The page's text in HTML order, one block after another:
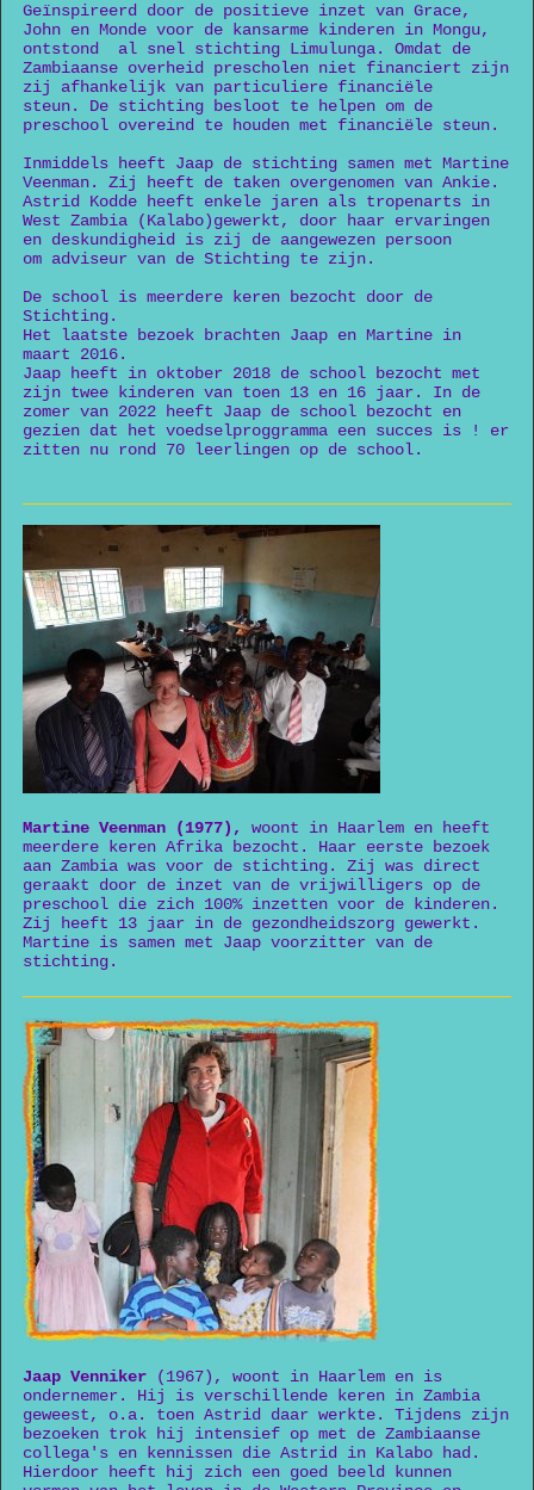
Geïnspireerd door de positieve inzet van Grace,
John en Monde voor de kansarme kinderen in Mongu,
ontstond al snel stichting Limulunga. Omdat de
Zambiaanse overheid prescholen niet financiert zijn
zij afhankelijk van particuliere financiële
steun. De stichting besloot te helpen om de
preschool overeind te houden met financiële steun.
Inmiddels heeft Jaap de stichting samen met Martine
Veenman. Zij heeft de taken overgenomen van Ankie.
Astrid Kodde heeft enkele jaren als tropenarts in
West Zambia (Kalabo)gewerkt, door haar ervaringen
en deskundigheid is zij de aangewezen persoon
om adviseur van de Stichting te zijn.
De school is meerdere keren bezocht door de
Stichting.
Het laatste bezoek brachten Jaap en Martine in
maart 2016.
Jaap heeft in oktober 2018 de school bezocht met
zijn twee kinderen van toen 13 en 16 jaar. In de
zomer van 2022 heeft Jaap de school bezocht en
gezien dat het voedselproggramma een succes is ! er
zitten nu rond 70 leerlingen op de school.
Martine Veenman (1977),
woont in Haarlem en heeft
meerdere keren Afrika bezocht. Haar eerste bezoek
aan Zambia was voor de stichting. Zij was direct
geraakt door de inzet van de vrijwilligers op de
preschool die zich 100% inzetten voor de kinderen.
Zij heeft 13 jaar in de gezondheidszorg gewerkt.
Martine is samen met Jaap voorzitter van de
stichting.
Jaap Venniker(1967), woont in Haarlem en is
ondernemer. Hij is verschillende keren in Zambia
geweest, o.a. toen Astrid daar werkte. Tijdens zijn
bezoeken trok hij intensief op met de Zambiaanse
collega's en kennissen die Astrid in Kalabo had.
Hierdoor heeft hij zich een goed beeld kunnen